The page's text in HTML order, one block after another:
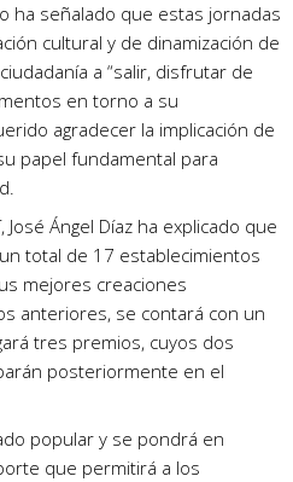
ha señalado que estas jornadas
cultural y de dinamización de
a “salir, disfrutar de
en torno a su
agradecer la implicación de
papel fundamental para
Ángel Díaz ha explicado que
total de 17 establecimientos
mejores creaciones
anteriores, se contará con un
tres premios, cuyos dos
posteriormente en el
popular y se pondrá en
que permitirá a los